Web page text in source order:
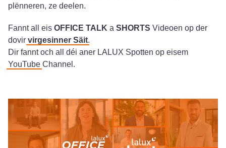
plënneren, ze deelen.
Fannt all eis OFFICE TALK a SHORTS Videoen op der
dovir virgesinner Säit.
Dir fannt och all déi aner LALUX Spotten op eisem
YouTube Channel.